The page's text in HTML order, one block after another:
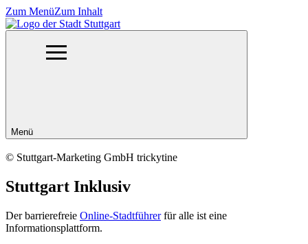
Zum MenüZum Inhalt
Menü
© Stuttgart-Marketing GmbH trickytine
Stuttgart Inklusiv
Der barrierefreie Online-Stadtführerfür alle ist eine
Informationsplattform.